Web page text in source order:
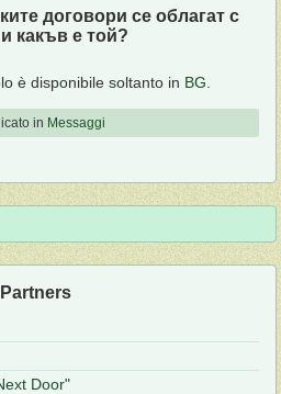
договори се облагат с
какъв е той?
è disponibile soltanto in BG
in Messaggi
Partners
Door"